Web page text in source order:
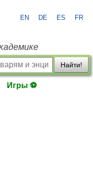
EN DE ES FR
Найти!
Игры ⚽